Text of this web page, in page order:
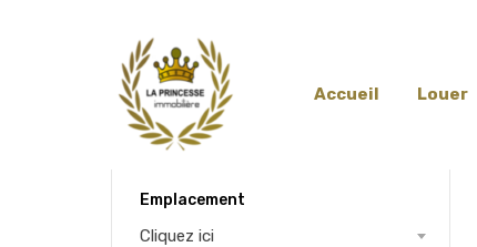
Accueil Louer
Emplacement
Cliquez ici